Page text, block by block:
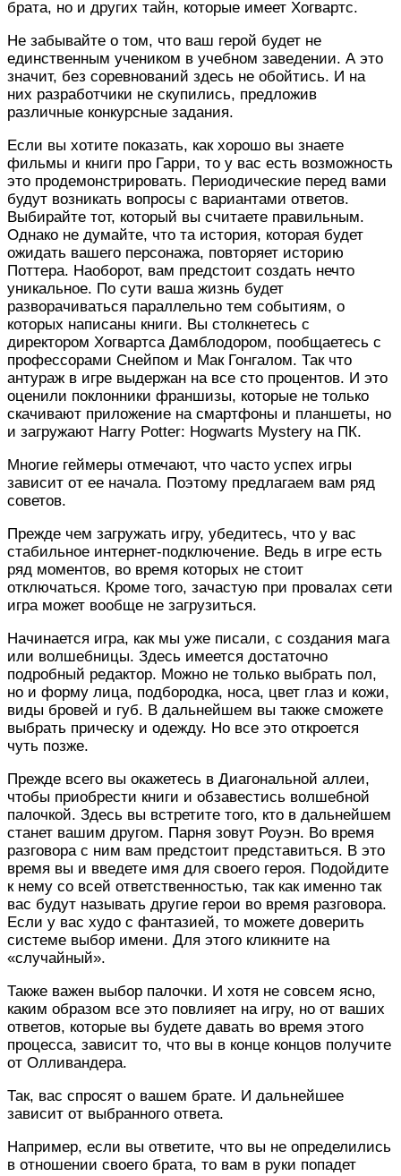
брата, но и других тайн, которые имеет Хогвартс.
Не забывайте о том, что ваш герой будет не
единственным учеником в учебном заведении. А это
значит, без соревнований здесь не обойтись. И на
них разработчики не скупились, предложив
различные конкурсные задания.
Если вы хотите показать, как хорошо вы знаете
фильмы и книги про Гарри, то у вас есть возможность
это продемонстрировать. Периодические перед вами
будут возникать вопросы с вариантами ответов.
Выбирайте тот, который вы считаете правильным.
Однако не думайте, что та история, которая будет
ожидать вашего персонажа, повторяет историю
Поттера. Наоборот, вам предстоит создать нечто
уникальное. По сути ваша жизнь будет
разворачиваться параллельно тем событиям, о
которых написаны книги. Вы столкнетесь с
директором Хогвартса Дамблодором, пообщаетесь с
профессорами Снейпом и Мак Гонгалом. Так что
антураж в игре выдержан на все сто процентов. И это
оценили поклонники франшизы, которые не только
скачивают приложение на смартфоны и планшеты, но
и загружают Harry Potter: Hogwarts Mystery на ПК.
Многие геймеры отмечают, что часто успех игры
зависит от ее начала. Поэтому предлагаем вам ряд
советов.
Прежде чем загружать игру, убедитесь, что у вас
стабильное интернет-подключение. Ведь в игре есть
ряд моментов, во время которых не стоит
отключаться. Кроме того, зачастую при провалах сети
игра может вообще не загрузиться.
Начинается игра, как мы уже писали, с создания мага
или волшебницы. Здесь имеется достаточно
подробный редактор. Можно не только выбрать пол,
но и форму лица, подбородка, носа, цвет глаз и кожи,
виды бровей и губ. В дальнейшем вы также сможете
выбрать прическу и одежду. Но все это откроется
чуть позже.
Прежде всего вы окажетесь в Диагональной аллеи,
чтобы приобрести книги и обзавестись волшебной
палочкой. Здесь вы встретите того, кто в дальнейшем
станет вашим другом. Парня зовут Роуэн. Во время
разговора с ним вам предстоит представиться. В это
время вы и введете имя для своего героя. Подойдите
к нему со всей ответственностью, так как именно так
вас будут называть другие герои во время разговора.
Если у вас худо с фантазией, то можете доверить
системе выбор имени. Для этого кликните на
«случайный».
Также важен выбор палочки. И хотя не совсем ясно,
каким образом все это повлияет на игру, но от ваших
ответов, которые вы будете давать во время этого
процесса, зависит то, что вы в конце концов получите
от Олливандера.
Так, вас спросят о вашем брате. И дальнейшее
зависит от выбранного ответа.
Например, если вы ответите, что вы не определились
в отношении своего брата, то вам в руки попадет